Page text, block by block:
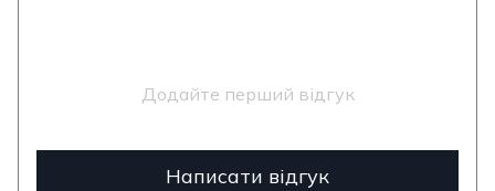
Додайте перший відгук
Написати відгук